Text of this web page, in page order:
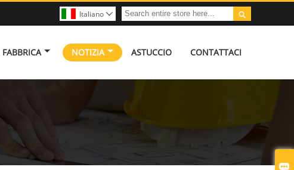


Italiano 
NOTIZIA ASTUCCIO CONTATTACI